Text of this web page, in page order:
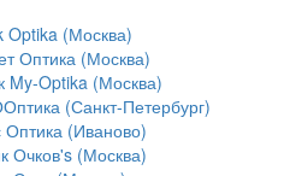
Optika (Москва)
Оптика (Москва)
My-Optika (Москва)
(Санкт-Петербург)
(Иваново)
Очков's (Москва)